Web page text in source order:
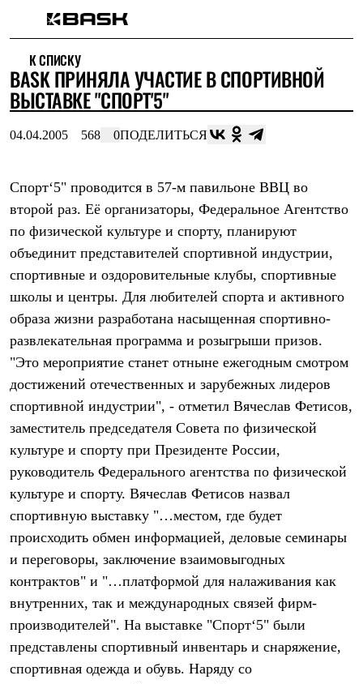
Интернет-магазин
Мужская одежда
Утепленная пухом
Куртки
Жилеты
Куртки
Брюки
Штормовая одежда
Куртки
Брюки
Софтшелл одежда
Куртки
Брюки
Флисовая одежда
Куртки
Брюки
Термобелье
Теплое термобелье
Среднее термобелье
Легкое термобелье
Лёгкая одежда
Футболки
Рубашки
Толстовки
Брюки
Женская одежда
Утепленная пухом
Брюки
Жилеты
Утепленная синтетикой
Куртки
Брюки
Штормовая одежда
Софтшелл одежда
К СПИСКУ
BASK ПРИНЯЛА УЧАСТИЕ В СПОРТИВНОЙ
ВЫСТАВКЕ "СПОРТ'5"
04.04.2005 568 0ПОДЕЛИТЬСЯ
Спорт‘5" проводится в 57-м павильоне ВВЦ во
второй раз. Её организаторы, Федеральное Агентство
по физической культуре и спорту, планируют
объединит представителей спортивной индустрии,
спортивные и оздоровительные клубы, спортивные
школы и центры. Для любителей спорта и активного
образа жизни разработана насыщенная спортивно-
развлекательная программа и розыгрыши призов.
"Это мероприятие станет отныне ежегодным смотром
достижений отечественных и зарубежных лидеров
спортивной индустрии", - отметил Вячеслав Фетисов,
заместитель председателя Совета по физической
культуре и спорту при Президенте России,
руководитель Федерального агентства по физической
культуре и спорту. Вячеслав Фетисов назвал
спортивную выставку "…местом, где будет
происходить обмен информацией, деловые семинары
и переговоры, заключение взаимовыгодных
контрактов" и "…платформой для налаживания как
внутренних, так и международных связей фирм-
производителей". На выставке "Спорт‘5" были
представлены спортивный инвентарь и снаряжение,
спортивная одежда и обувь. Наряду со